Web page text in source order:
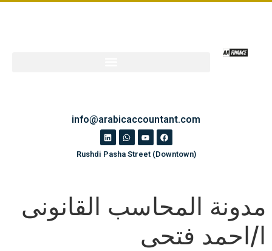
info@arabicaccountant.com
Rushdi Pasha Street (Downtown)
مدونة المحاسب القانونى
ا/احمد فتحى